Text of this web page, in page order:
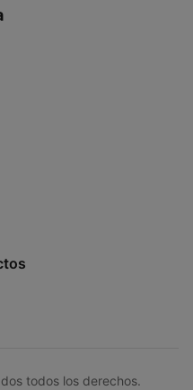
todos los derechos.